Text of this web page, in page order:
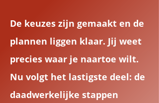
De keuzes zijn gemaakt en de
plannen liggen klaar. Jij weet
precies waar je naartoe wilt.
Nu volgt het lastigste deel: de
daadwerkelijke stappen